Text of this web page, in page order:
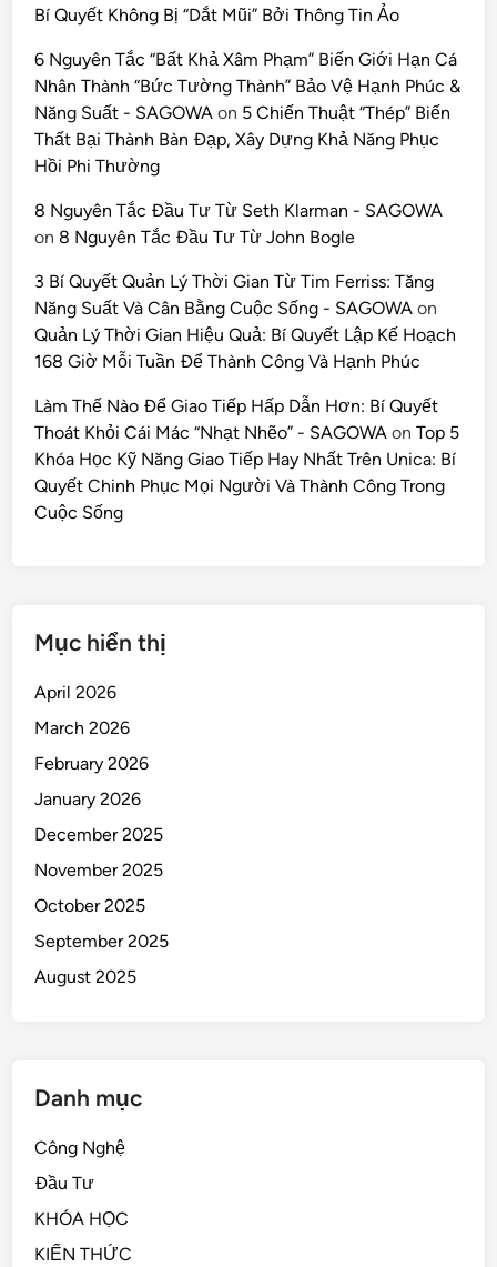
Bí Quyết Không Bị “Dắt Mũi” Bởi Thông Tin Ảo
6 Nguyên Tắc “Bất Khả Xâm Phạm” Biến Giới Hạn Cá
Nhân Thành “Bức Tường Thành” Bảo Vệ Hạnh Phúc &
Năng Suất - SAGOWA on 5 Chiến Thuật “Thép” Biến
Thất Bại Thành Bàn Đạp, Xây Dựng Khả Năng Phục
Hồi Phi Thường
8 Nguyên Tắc Đầu Tư Từ Seth Klarman - SAGOWA
on 8 Nguyên Tắc Đầu Tư Từ John Bogle
3 Bí Quyết Quản Lý Thời Gian Từ Tim Ferriss: Tăng
Năng Suất Và Cân Bằng Cuộc Sống - SAGOWA on
Quản Lý Thời Gian Hiệu Quả: Bí Quyết Lập Kế Hoạch
168 Giờ Mỗi Tuần Để Thành Công Và Hạnh Phúc
Làm Thế Nào Để Giao Tiếp Hấp Dẫn Hơn: Bí Quyết
Thoát Khỏi Cái Mác “Nhạt Nhẽo” - SAGOWA onTop 5
Khóa Học Kỹ Năng Giao Tiếp Hay Nhất Trên Unica: Bí
Quyết Chinh Phục Mọi Người Và Thành Công Trong
Cuộc Sống
Mục hiển thị
April 2026
March 2026
February 2026
January 2026
December 2025
November 2025
October 2025
September 2025
August 2025
Danh mục
Công Nghệ
Đầu Tư
KHÓA HỌC
KIẾN THỨC